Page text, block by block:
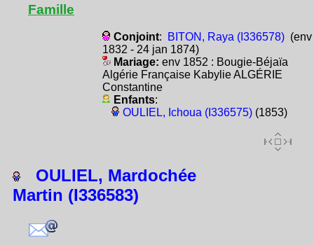
Famille
Conjoint: BITON, Raya (I336578)(env
1832 - 24 jan 1874)
Mariage: env 1852 : Bougie-Béjaïa
Algérie Française Kabylie ALGÉRIE
Constantine
Enfants:
OULIEL, Ichoua (I336575)(1853)
OULIEL, Mardochée
Martin (I336583)